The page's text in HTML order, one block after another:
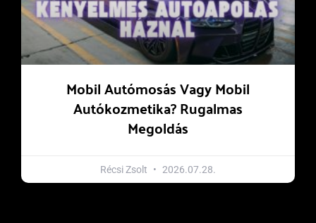
Mobil Autómosás Vagy Mobil
Autókozmetika? Rugalmas
Megoldás
Récsi Zsolt 2026.07.28.